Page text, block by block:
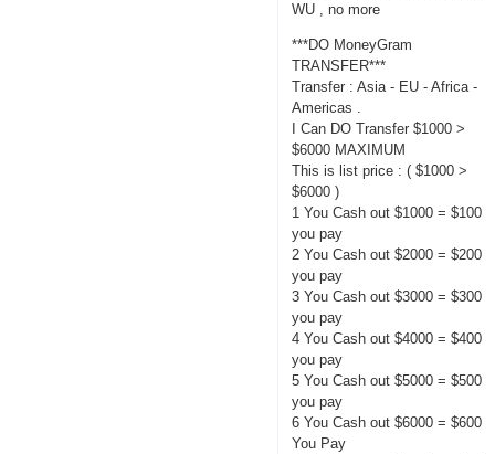
WU , no more
***DO MoneyGram
TRANSFER***
Transfer : Asia - EU - Africa -
Americas .
I Can DO Transfer $1000 >
$6000 MAXIMUM
This is list price : ( $1000 >
$6000 )
1 You Cash out $1000 = $100
you pay
2 You Cash out $2000 = $200
you pay
3 You Cash out $3000 = $300
you pay
4 You Cash out $4000 = $400
you pay
5 You Cash out $5000 = $500
you pay
6 You Cash out $6000 = $600
You Pay